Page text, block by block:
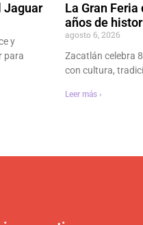
Jaguar
y
para
La Gran
años de
agosto 6, 2026
Zacatlán celebra
con cultura,
Leer más ›